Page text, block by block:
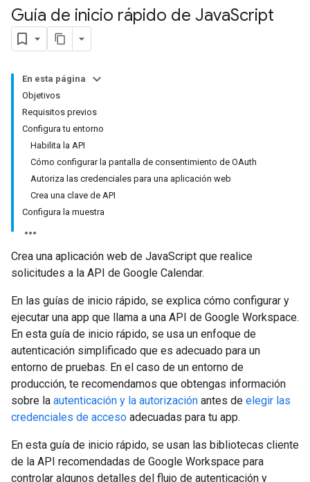
Guía de inicio rápido de JavaScript
En esta página
Objetivos
Requisitos previos
Configura tu entorno
Habilita la API
Cómo configurar la pantalla de consentimiento de OAuth
Autoriza las credenciales para una aplicación web
Crea una clave de API
Configura la muestra
Crea una aplicación web de JavaScript que realice
solicitudes a la API de Google Calendar.
En las guías de inicio rápido, se explica cómo configurar y
ejecutar una app que llama a una API de Google Workspace.
En esta guía de inicio rápido, se usa un enfoque de
autenticación simplificado que es adecuado para un
entorno de pruebas. En el caso de un entorno de
producción, te recomendamos que obtengas información
sobre la autenticación y la autorización antes de elegir las
credenciales de acceso adecuadas para tu app.
En esta guía de inicio rápido, se usan las bibliotecas cliente
de la API recomendadas de Google Workspace para
controlar algunos detalles del flujo de autenticación y